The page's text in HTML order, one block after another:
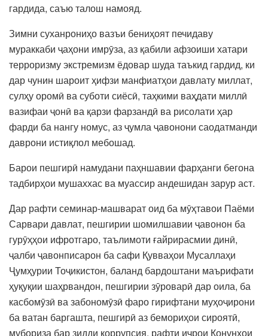
гардида, саъю талош намояд.
Зимни суханрониҳо вазъи бениҳоят печидаву
мураккаби ҷаҳони имрӯза, аз қабили афзоиши хатари
терроризму экстремизм ёдовар шуда таъкид гардид, ки
дар чунин шароит ҳифзи манфиатҳои давлату миллат,
сулҳу оромӣ ва суботи сиёсӣ, таҳкими ваҳдати миллӣ
вазифаи ҷонӣ ва қарзи фарзандӣ ва рисолати ҳар
фарди ба нангу номус, аз ҷумла ҷавонони саодатманди
даврони истиқлол мебошад.
Барои пешгирӣ намудани паҳншавии фарҳанги бегона
тадбирҳои мушаххас ва муассир андешидан зарур аст.
Дар рафти семинар-машварат оид ба мӯҳтавои Паёми
Сарвари давлат, пешгирии шомилшавии ҷавонон ба
гурӯҳҳои ифротгаро, таълимоти ғайрирасмии динӣ,
ҷалби ҷавонписарон ба сафи Қувваҳои Мусаллаҳи
Ҷумҳурии Тоҷикистон, баланд бардоштани маърифати
ҳуқуқии шаҳрвандон, пешгирии зӯроварӣ дар оила, ба
касбомӯзӣ ва забономӯзӣ фаро гирифтани муҳоҷирони
ба ватан баргашта, пешгирӣ аз бемориҳои сироятӣ,
мубориза бар зидди коррупсия, рафти иҷрои Қонунҳои